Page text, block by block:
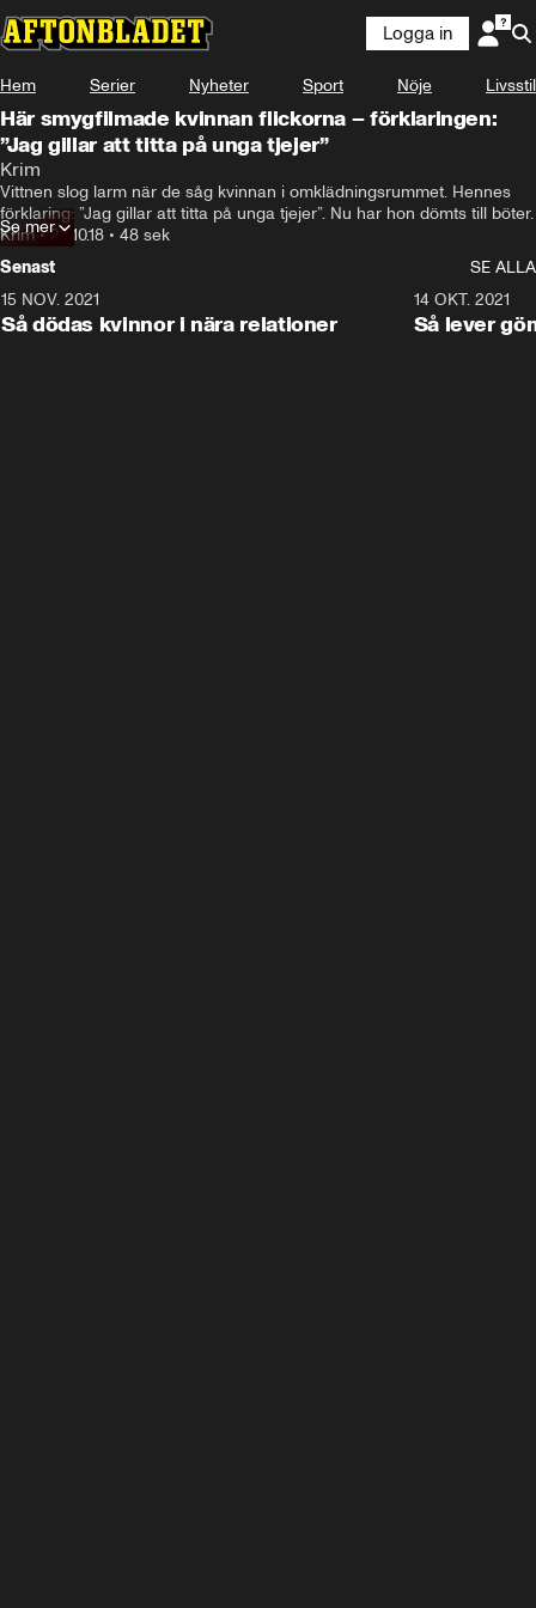
Logga in
Hem Serier Nyheter Sport Nöje Livsstil
Här smygfilmade kvinnan flickorna – förklaringen:
”Jag gillar att titta på unga tjejer”
Krim
Vittnen slog larm när de såg kvinnan i omklädningsrummet. Hennes
förklaring: ”Jag gillar att titta på unga tjejer”. Nu har hon dömts till böter.
Krim•23.10.18 • 48 sek
Se mer
Senast
SE ALLA
15 NOV. 2021
Så dödas kvinnor i nära relationer
14 OKT. 2021
Så lever